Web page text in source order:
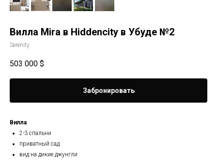
Вилла Mira в Hiddencity в Убуде №2
Serenity
503 000 $
Забронировать
Вилла
2-3 спальни
приватный сад
вид на дикие джунгли